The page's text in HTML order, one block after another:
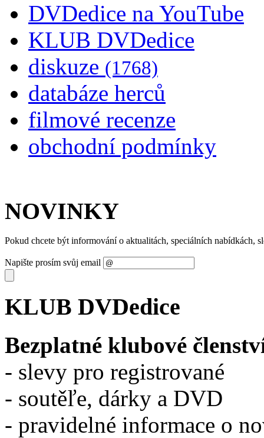
DVDedice na YouTube
KLUB DVDedice
diskuze (1768)
databáze herců
filmové recenze
obchodní podmínky
NOVINKY
Pokud chcete být informování o aktualitách, speciálních nabídkách,
Napište prosím svůj email
KLUB DVDedice
Bezplatné klubové
- slevy pro registrované
- soutěľe, dárky a DVD
- pravidelné informace o